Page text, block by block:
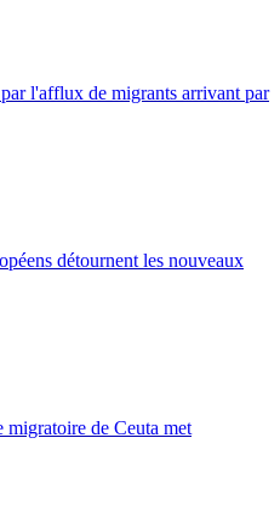
l'afflux de migrants arrivant par
détournent les nouveaux
migratoire de Ceuta met